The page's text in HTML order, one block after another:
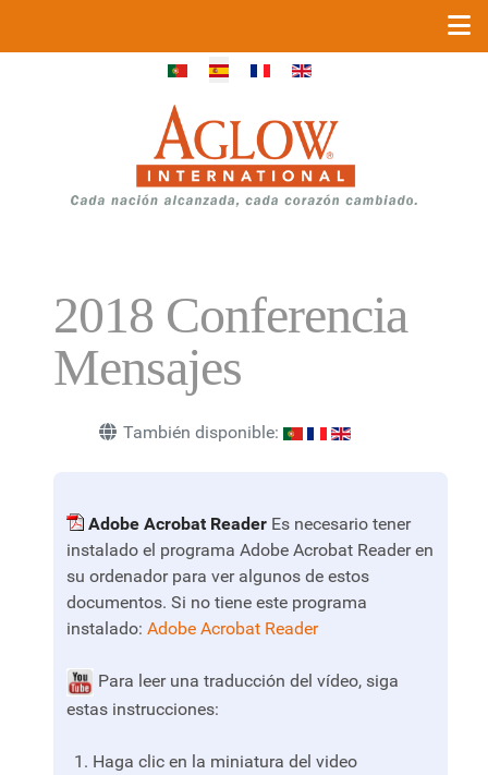
2018 Conferencia
Mensajes
También disponible:
Adobe Acrobat Reader Es necesario tener
instalado el programa Adobe Acrobat Reader en
su ordenador para ver algunos de estos
documentos. Si no tiene este programa
instalado: Adobe Acrobat Reader
Para leer una traducción del vídeo, siga
estas instrucciones:
Haga clic en la miniatura del video